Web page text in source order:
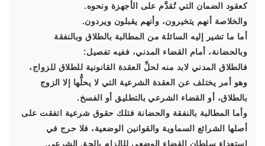
كعقود الضمان التي تُقدَّم على الأجهزة ونحوه.
والخلاصة أنهم يتخيرون، وأنهم يقبلون ويردون.
أما ما تشير إليه السائلة من المطالبة بالطلاق وبالنفقة
وبالحضانة، أمام القضاء المدني، ففيه تفصيل:
فالطلاق المدني لابد منه لحلِّ العقدة القانونية للطلاق للزواج،
وهو أمر يختلف عن العقدة الشرعية التي لا يحلُّها إلا الزوج
بالطلاق، أو القضاء الشرعي بالتطليق أو الفسخ.
وأما المطالبة بالنفقة والحضانة فتلك حقوق شرعية اتفقت على
أصلها الشرائع السماوية والقوانين الوضعية، فلا حرج في
استعداء سلطان القضاء الوضعي للإلزام بالحق الشرعي.